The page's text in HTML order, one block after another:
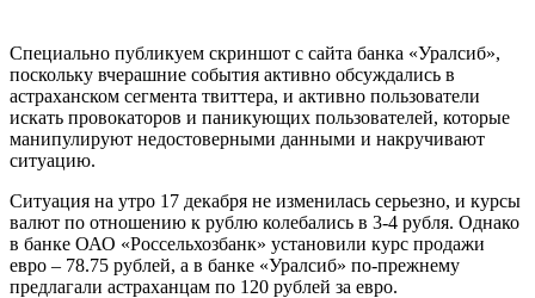
Специально публикуем скриншот с сайта банка «Уралсиб»,
поскольку вчерашние события активно обсуждались в
астраханском сегмента твиттера, и активно пользователи
искать провокаторов и паникующих пользователей, которые
манипулируют недостоверными данными и накручивают
ситуацию.
Ситуация на утро 17 декабря не изменилась серьезно, и курсы
валют по отношению к рублю колебались в 3-4 рубля. Однако
в банке ОАО «Россельхозбанк» установили курс продажи
евро – 78.75 рублей, а в банке «Уралсиб» по-прежнему
предлагали астраханцам по 120 рублей за евро.